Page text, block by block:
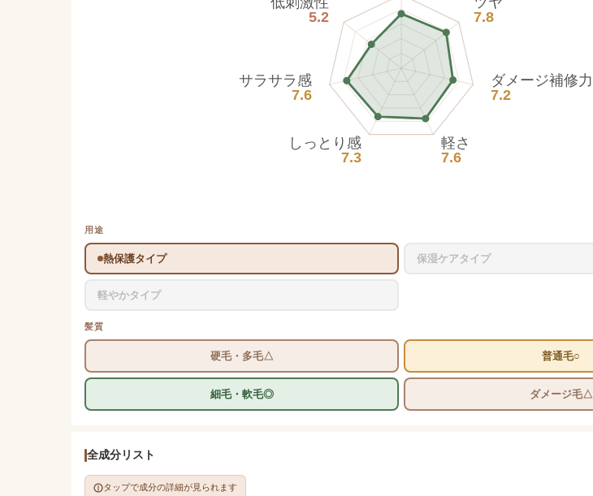
7.8
ダメージ補修力
7.2
軽さ
7.6
しっとり感
7.3
サラサラ感
7.6
5.2
用途
熱保護タイプ 保湿ケアタイプ
軽やかタイプ
髪質
硬毛・多毛△ 普通毛○
細毛・軟毛◎ ダメージ毛△
全成分リスト
タップで成分の詳細が見られます